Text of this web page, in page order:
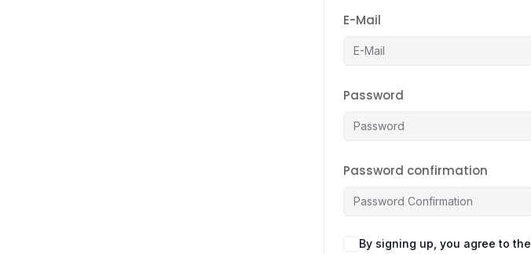
E-Mail
Password
Password confirmation
By signing up, you agree to the